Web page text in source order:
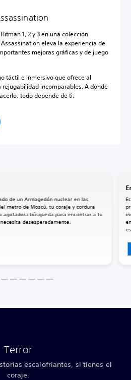
1, 2 y 3 en una colección
eleva la experiencia de
mejoras gráficas y de juego
táctil e inmersivo que ofrece al
rejugabilidad incomparables. A dónde
todo depende de ti.
de un Armagedón nuclear en las
metro de Moscú, tu coraje y cordura
agotadora búsqueda para encontrar a tu
desesperadamente.
Terror
escalofriantes, si tienes el
coraje.